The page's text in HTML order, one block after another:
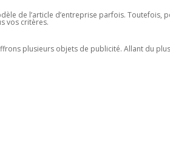
de l’article d’entreprise parfois. Toutefois,
vos critères.
plusieurs objets de publicité. Allant du